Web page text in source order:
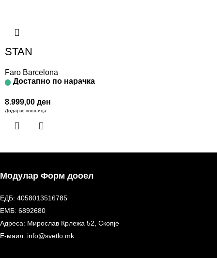
STAN
Faro Barcelona
Достапно по нарачка
8.999,00 ден
Додај во кошница
Модулар Форм дооел
ЕДБ: 4058013516785
ЕМБ: 6892680
Адреса: Мирослав Крлежа 52, Скопје
Е-маил: info@svetlo.mk